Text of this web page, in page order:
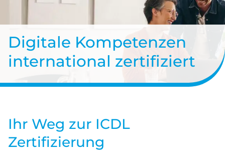
Digitale Kompetenzen
international zertifiziert
Ihr Weg zur ICDL
Zertifizierung